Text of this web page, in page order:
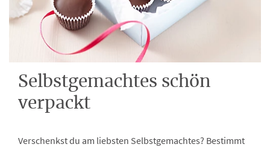
Selbstgemachtes schön
verpackt
Verschenkst du am liebsten Selbstgemachtes? Bestimmt